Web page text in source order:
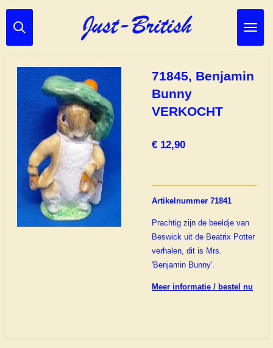
Ga
direct
hoofdinhoud
71845, Benjamin
Bunny
VERKOCHT
€ 12,90
Artikelnummer 71841
Prachtig zijn de beeldje van
Beswick uit de Beatrix Potter
verhalen, dit is Mrs.
'Benjamin Bunny'.
Meer informatie / bestel nu